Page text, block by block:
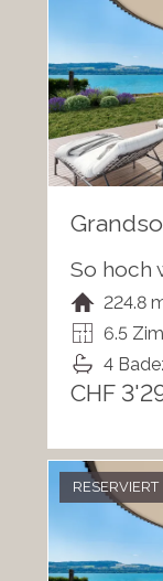
So hoch
224.8
6.5
4
CHF
RESERVIERT